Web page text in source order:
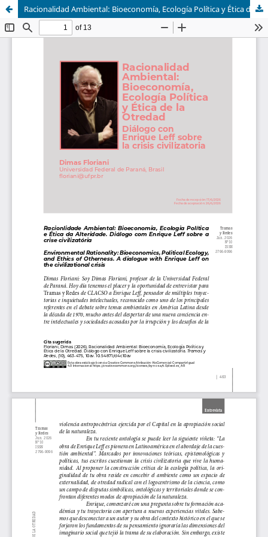
Racionalidad Ambiental: Bioeconomía, Ecología Política y Ética de la Otredad. Diálogo con Enrique Leff sobre la crisis civilizatoria.